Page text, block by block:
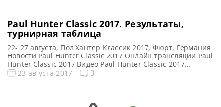
Paul Hunter Classic 2017. Результаты,
турнирная таблица
22- 27 августа, Пол Хантер Классик 2017, Фюрт, Германия
Новости Paul Hunter Classic 2017 Онлайн трансляции Paul
Hunter Classic 2017 Видео Paul Hunter Classic 2017
Турнирная сетка: 1/16 финала 1/8 финала 1/4 финала 1/2
23 августа 2017 3